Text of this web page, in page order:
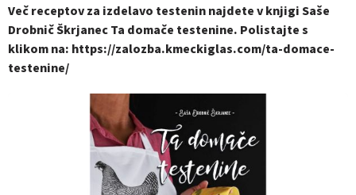
Več receptov za izdelavo testenin najdete v knjigi Saše
Drobnič Škrjanec Ta domače testenine. Polistajte s
klikom na: https://zalozba.kmeckiglas.com/ta-domace-
testenine/